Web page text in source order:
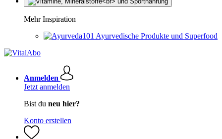
Mehr Inspiration
Ayurvedische Produkte und Superfood
Anmelden
Jetzt anmelden
Bist du neu hier?
Konto erstellen